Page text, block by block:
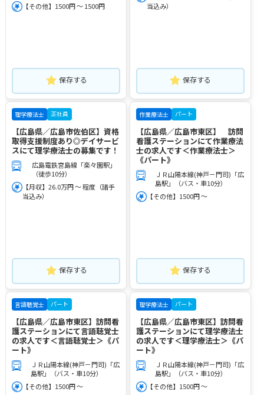
【その他】1500円 ～ 1500円
保存する
当込み）
保存する
理学療法士 正社員
【広島県／広島市佐伯区】資格
取得支援制度あり◎デイサービ
スにて理学療法士の募集です！
広島電鉄宮島線「楽々園駅」
（徒歩10分）
【月収】26.0万円 ～ 程度（諸手
当込み）
保存する
作業療法士 パート
【広島県／広島市東区】 訪問
看護ステーションにて作業療法
士の求人です＜作業療法士＞
《パート》
ＪＲ山陽本線(神戸－門司)「広
島駅」（バス・車10分）
【その他】1500円 ～
保存する
言語聴覚士 パート
【広島県／広島市東区】訪問看
護ステーションにて言語聴覚士
の求人です＜言語聴覚士＞《パ
ート》
ＪＲ山陽本線(神戸－門司)「広
島駅」（バス・車10分）
【その他】1500円 ～
理学療法士 パート
【広島県／広島市東区】訪問看
護ステーションにて理学療法士
の求人です＜理学療法士＞《パ
ート》
ＪＲ山陽本線(神戸－門司)「広
島駅」（バス・車10分）
【その他】1500円 ～